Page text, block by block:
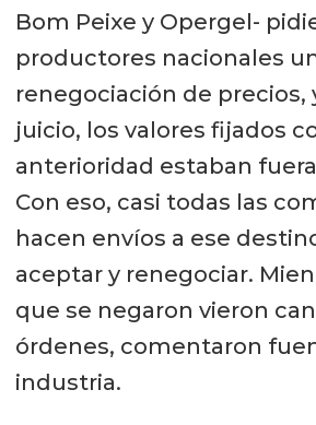
Bom Peixe y Opergel-
productores nacionales
renegociación de precios,
juicio, los valores fijados
anterioridad estaban
Con eso, casi todas las
hacen envíos a ese
aceptar y renegociar.
que se negaron vieron
órdenes, comentaron
industria.